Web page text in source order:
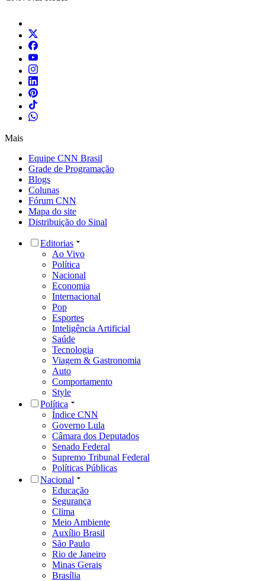
Mais
Equipe CNN Brasil
Grade de Programação
Blogs
Colunas
Fórum CNN
Mapa do site
Distribuição do Sinal
Editorias
Ao Vivo
Política
Nacional
Economia
Internacional
Pop
Esportes
Inteligência Artificial
Saúde
Tecnologia
Viagem & Gastronomia
Auto
Comportamento
Style
Política
Índice CNN
Governo Lula
Câmara dos Deputados
Senado Federal
Supremo Tribunal Federal
Políticas Públicas
Nacional
Educação
Segurança
Clima
Meio Ambiente
Auxílio Brasil
São Paulo
Rio de Janeiro
Minas Gerais
Brasília